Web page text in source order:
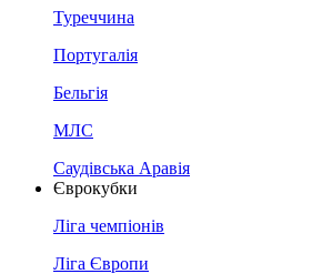
Туреччина
Португалія
Бельгія
МЛС
Саудівська Аравія
Єврокубки
Ліга чемпіонів
Ліга Європи